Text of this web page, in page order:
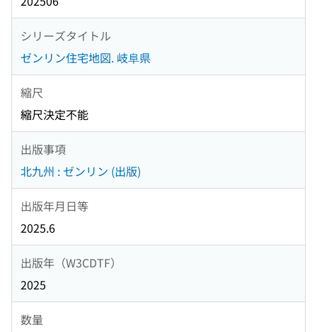
シリーズタイトル
ゼンリン住宅地図. 岐阜県
縮尺
縮尺決定不能
出版事項
北九州 : ゼンリン (出版)
出版年月日等
2025.6
出版年（W3CDTF）
2025
数量